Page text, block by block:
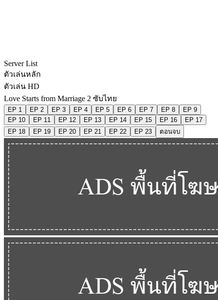
Server List
ตัวเล่นหลัก
ตัวเล่น HD
Love Starts from Marriage 2 ซับไทย
EP 1 EP 2 EP 3 EP 4 EP 5 EP 6 EP 7 EP 8
EP 9
EP 10
EP 11 EP 12 EP 13 EP 14 EP 15 EP 16
EP 17
EP 18
EP 19 EP 20 EP 21 EP 22 EP 23 ตอนจบ